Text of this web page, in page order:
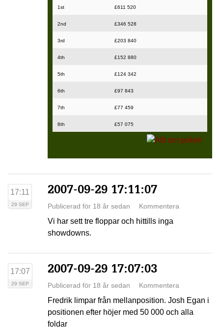
1st £611 520
2nd £346 528
3rd £203 840
4th £152 880
5th £124 342
6th £97 843
7th £77 459
8th £57 075
17:11
29 SEP
2007-09-29 17:11:07
Publicerad för 18 år sedan Kommentera
Vi har sett tre floppar och hittills inga
showdowns.
17:07
29 SEP
2007-09-29 17:07:03
Publicerad för 18 år sedan Kommentera
Fredrik limpar från mellanposition. Josh Egan i
positionen efter höjer med 50 000 och alla
foldar